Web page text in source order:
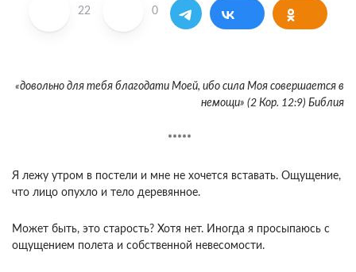
22 0
«довольно для тебя благодати Моей, ибо сила Моя совершается в
немощи» (2 Кор. 12:9) Библия
*****
Я лежу утром в постели и мне не хочется вста­вать. Ощущение,
что лицо опухло и тело деревян­ное.
Может быть, это старость? Хотя нет. Иногда я просыпаюсь с
ощущением полета и собственной невесомости.